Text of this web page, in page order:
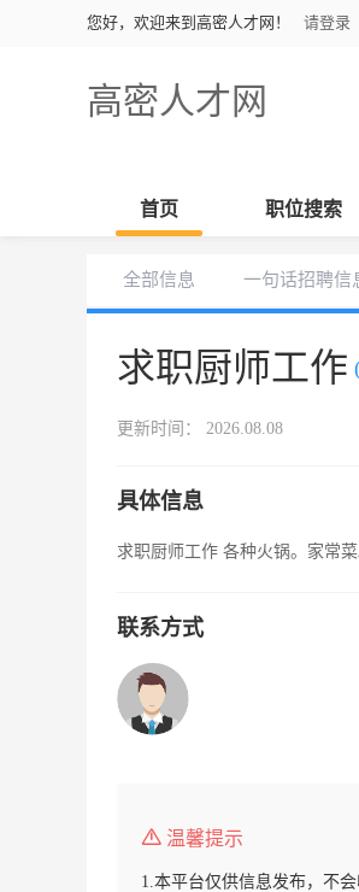
您好，欢迎来到高密人才网！ 请登录
高密人才网
首页 职位搜索
全部信息 一句话招聘信
求职厨师工作
更新时间： 2026.08.08
具体信息
求职厨师工作 各种火锅。家常
联系方式
温馨提示
1.本平台仅供信息发布，不